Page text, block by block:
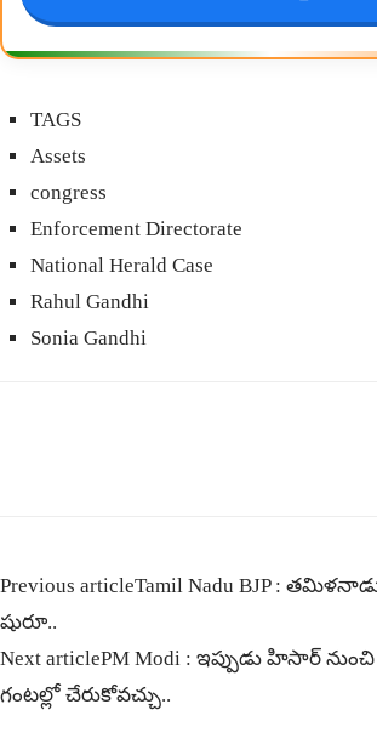
TAGS
Assets
congress
Enforcement Directorate
National Herald Case
Rahul Gandhi
Sonia Gandhi
Previous articleTamil Nadu BJP :
షురూ..
Next articlePM Modi : ఇప్పుడు హిసార్
గంటల్లో చేరుకోవచ్చు..